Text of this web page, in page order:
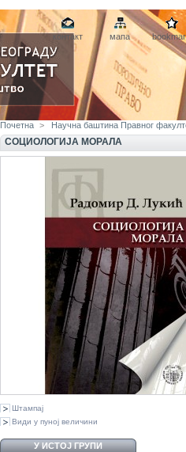
контакт мапа
Почетна > Научна баштина Правног
СОЦИОЛОГИЈА МОРАЛА
Штампај
Види у пуној величини
У ИСТОЈ ГРУПИ